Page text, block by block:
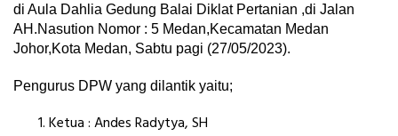
di Aula Dahlia Gedung Balai Diklat Pertanian ,di Jalan
AH.Nasution Nomor : 5 Medan,Kecamatan Medan
Johor,Kota Medan, Sabtu pagi (27/05/2023).
Pengurus DPW yang dilantik yaitu;
Ketua : Andes Radytya, SH